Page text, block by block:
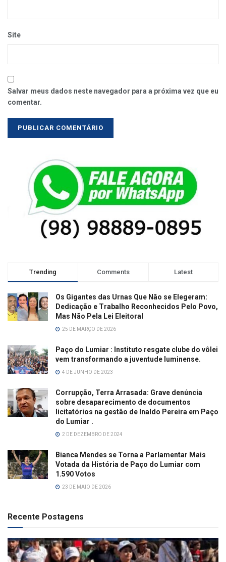
Site
Salvar meus dados neste navegador para a próxima vez que eu
comentar.
Trending Comments Latest
Os Gigantes das Urnas Que Não se Elegeram:
Dedicação e Trabalho Reconhecidos Pelo Povo,
Mas Não Pela Lei Eleitoral
25 DE MARÇO DE 2026
Paço do Lumiar : Instituto resgate clube do vôlei
vem transformando a juventude luminense.
4 DE JUNHO DE 2023
Corrupção, Terra Arrasada: Grave denúncia
sobre desaparecimento de documentos
licitatórios na gestão de Inaldo Pereira em Paço
do Lumiar .
2 DE DEZEMBRO DE 2024
Bianca Mendes se Torna a Parlamentar Mais
Votada da História de Paço do Lumiar com
1.590 Votos
23 DE MAIO DE 2026
Recente Postagens